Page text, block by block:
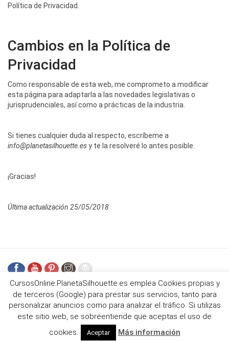
Política de Privacidad.
Cambios en la Política de
Privacidad
Como responsable de esta web, me comprometo a modificar
esta página para adaptarla a las novedades legislativas o
jurisprudenciales, así como a prácticas de la industria.
Si tienes cualquier duda al respecto, escríbeme a
info@planetasilhouette.esy te la resolveré lo antes posible.
¡Gracias!
Última actualización 25/05/2018
PLANETASILHOUETTE.ES Y TODO EL CONTENIDO ES PROPIEDAD DE
ANA T VELASCO
NORMAS COMUNIDAD CONTACTO
POLÍTICA DE PRIVACIDAD
TÉRMINOS Y CONDICIONES
CursosOnline.PlanetaSilhouette.es emplea Cookies propias y
de terceros (Google) para prestar sus servicios, tanto para
personalizar anuncios como para analizar el tráfico. Si utilizas
este sitio web, se sobreentiende que aceptas el uso de
cookies.
Aceptar Más información